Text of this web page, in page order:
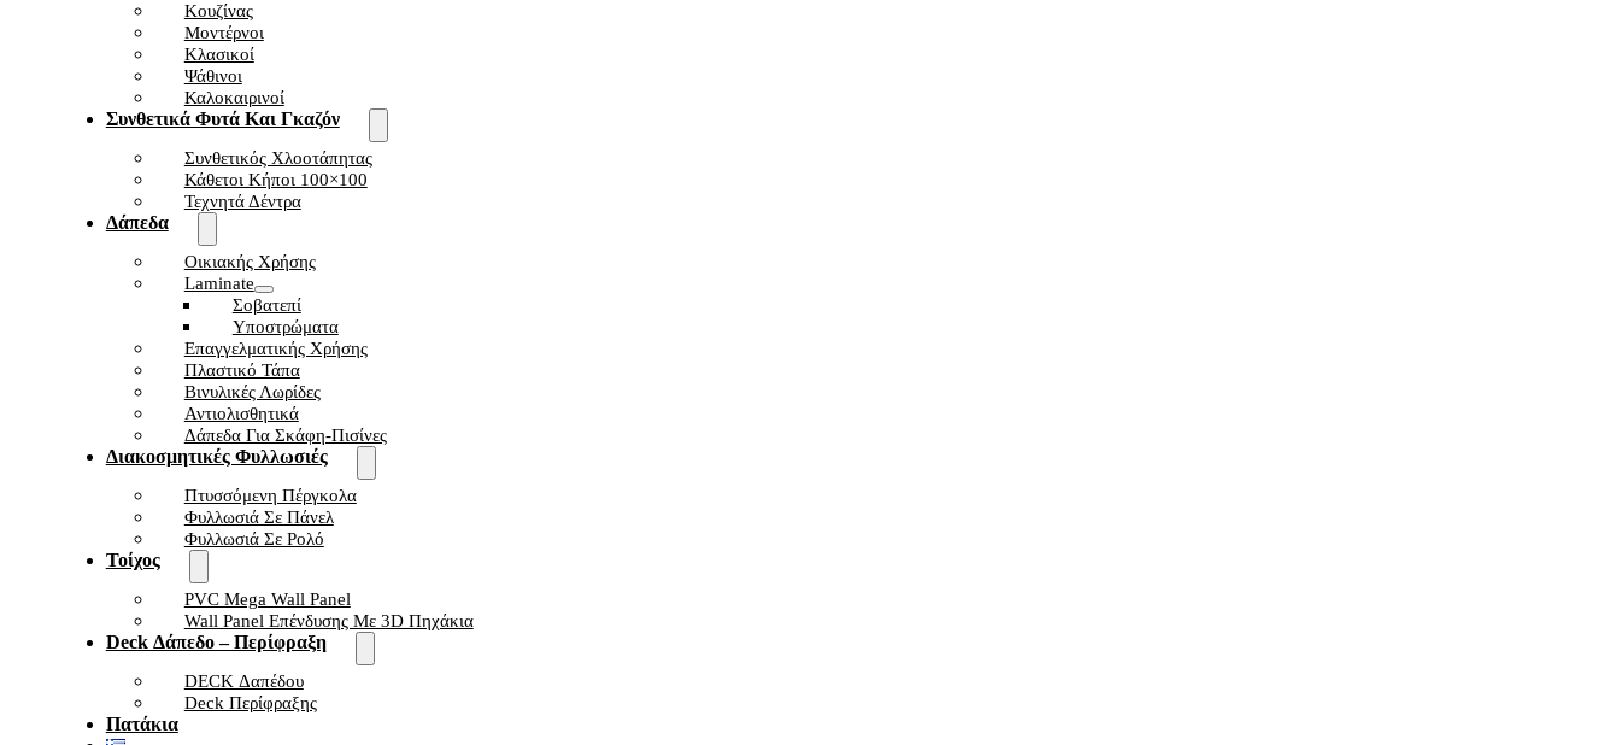
Κουζίνας
Μοντέρνοι
Κλασικοί
Ψάθινοι
Καλοκαιρινοί
Συνθετικά Φυτά Και Γκαζόν
Συνθετικός Χλοοτάπητας
Κάθετοι Κήποι 100×100
Τεχνητά Δέντρα
Δάπεδα
Οικιακής Χρήσης
Laminate
Σοβατεπί
Υποστρώματα
Επαγγελματικής Χρήσης
Πλαστικό Τάπα
Βινυλικές Λωρίδες
Αντιολισθητικά
Δάπεδα Για Σκάφη-Πισίνες
Διακοσμητικές Φυλλωσιές
Πτυσσόμενη Πέργκολα
Φυλλωσιά Σε Πάνελ
Φυλλωσιά Σε Ρολό
Τοίχος
PVC Mega Wall Panel
Wall Panel Επένδυσης Με 3D Πηχάκια
Deck Δάπεδο – Περίφραξη
DECK Δαπέδου
Deck Περίφραξης
Πατάκια